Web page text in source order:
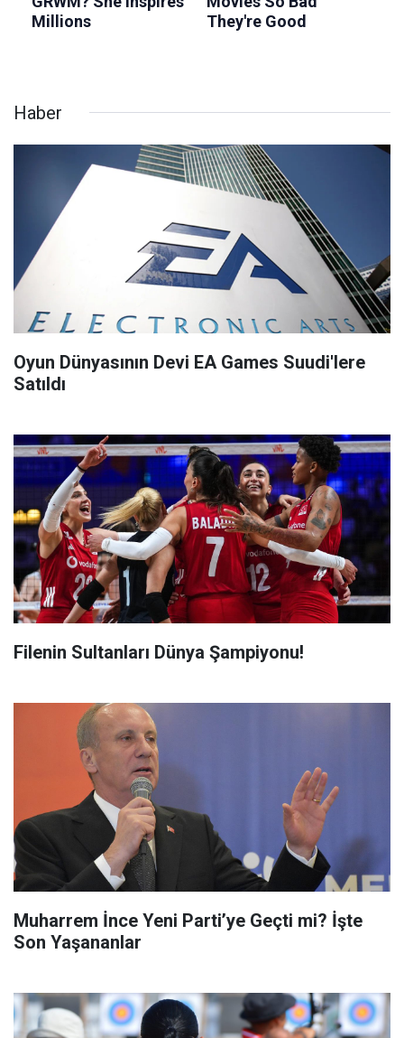
Haber
Oyun Dünyasının Devi EA Games Suudi'lere
Satıldı
Filenin Sultanları Dünya Şampiyonu!
Muharrem İnce Yeni Parti’ye Geçti mi? İşte
Son Yaşananlar